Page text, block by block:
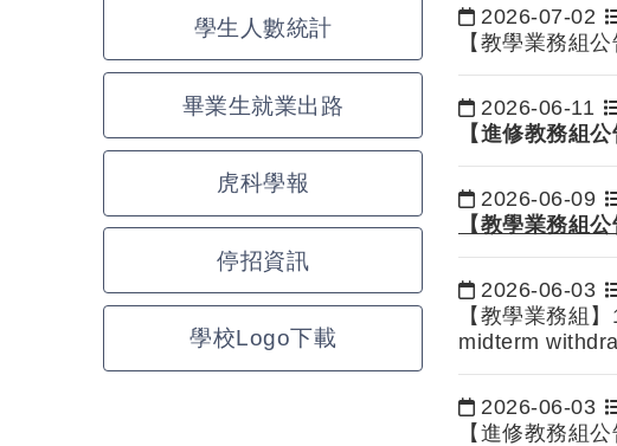
學生人數統計
畢業生就業出路
虎科學報
停招資訊
學校Logo下載
日期：
2026-07-02
【教學業務組
日期：
2026-06-11
【進修教務組公
日期：
2026-06-09
【教學業務組公
日期：
2026-06-03
【教學業務組
midterm
日期：
2026-06-03
【進修教務組